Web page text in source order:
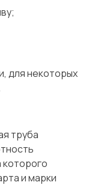
для некоторых
труба
и марки